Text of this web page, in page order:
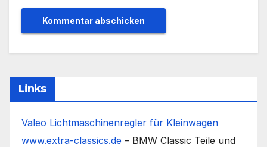
Links
Valeo Lichtmaschinenregler für Kleinwagen
www.extra-classics.de – BMW Classic Teile und